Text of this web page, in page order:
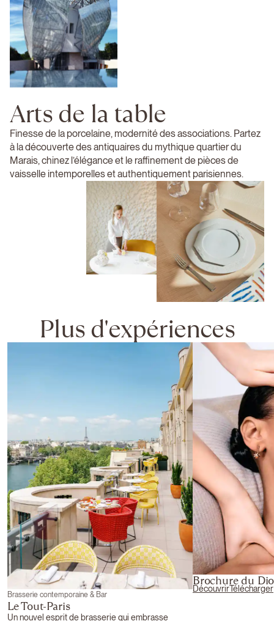
Arts de la table
Finesse de la porcelaine, modernité des associations. Partez
à la découverte des antiquaires du mythique quartier du
Marais, chinez l’élégance et le raffinement de pièces de
vaisselle intemporelles et authentiquement parisiennes.
Plus d'expériences
Brasserie contemporaine & Bar
Le Tout-Paris
Un nouvel esprit de brasserie qui embrasse
Brochure du
DécouvrirTélécharger